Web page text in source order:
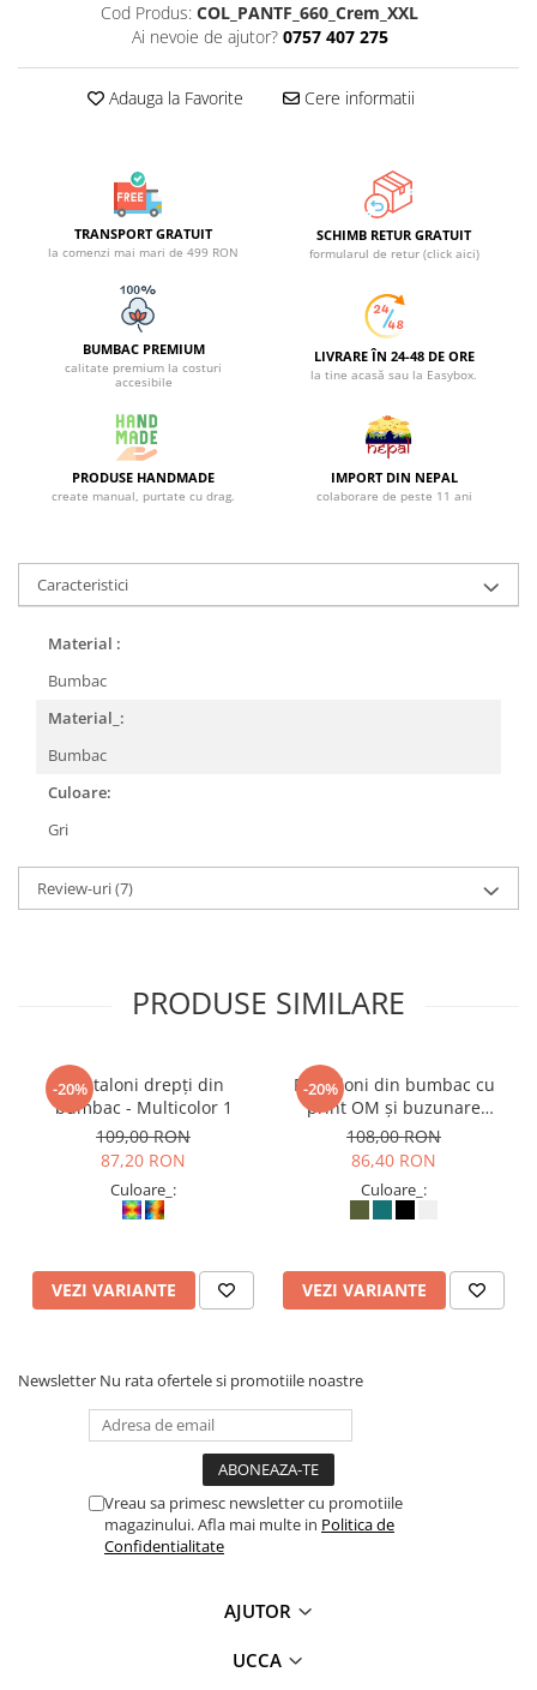
Cod Produs: COL_PANTF_660_Crem_XXL
Ai nevoie de ajutor? 0757 407 275
Adauga la Favorite Cere informatii
TRANSPORT GRATUIT
la comenzi mai mari de 499 RON
SCHIMB RETUR GRATUIT
formularul de retur (click aici)
BUMBAC PREMIUM
calitate premium la costuri
accesibile
LIVRARE ÎN 24-48 DE ORE
la tine acasă sau la Easybox.
PRODUSE HANDMADE
create manual, purtate cu drag.
IMPORT DIN NEPAL
colaborare de peste 11 ani
Caracteristici
Material :
Bumbac
Material_:
Bumbac
Culoare:
Gri
Review-uri(7)
PRODUSE SIMILARE
-20%
Pantaloni drepți din
bumbac - Multicolor 1
109,00 RON
87,20 RON
Culoare_:
VEZI VARIANTE
-20%
Pantaloni din bumbac cu
print OM și buzunare
frontale - Teal
108,00 RON
86,40 RON
Culoare_:
VEZI VARIANTE
Newsletter Nu rata ofertele si promotiile noastre
Vreau sa primesc newsletter cu promotiile
magazinului. Afla mai multe in Politica de
Confidentialitate
AJUTOR
UCCA